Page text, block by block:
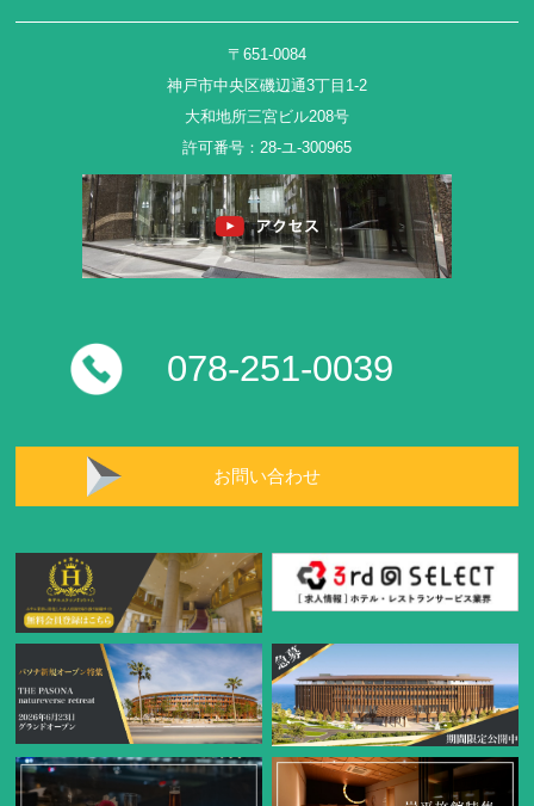
〒651-0084
神戸市中央区磯辺通3丁目1-2
大和地所三宮ビル208号
許可番号：28-ユ-300965
078-251-0039
お問い合わせ